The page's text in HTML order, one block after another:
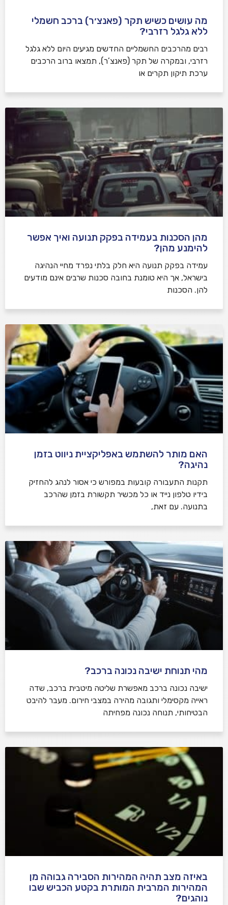
מה עושים כשיש תקר (פאנצ׳ר) ברכב חשמלי
ללא גלגל רזרבי?
רבים מהרכבים החשמליים החדשים מגיעים היום ללא גלגל
רזרבי, ובמקרה של תקר (פאנצ’ר), תמצאו ברוב הרכבים
ערכת תיקון תקרים או
מהן הסכנות בעמידה בפקק תנועה ואיך אפשר
להימנע מהן?
עמידה בפקק תנועה היא חלק בלתי נפרד מחיי הנהיגה
בישראל, אך היא טומנת בחובה סכנות שרבים אינם מודעים
להן. הסכנות
האם מותר להשתמש באפליקציית ניווט בזמן
נהיגה?
תקנות התעבורה קובעות במפורש כי אסור לנהג להחזיק
בידיו טלפון נייד או כל מכשיר תקשורת בזמן שהרכב
בתנועה. עם זאת,
מהי תנוחת ישיבה נכונה ברכב?
ישיבה נכונה ברכב מאפשרת שליטה מיטבית ברכב, שדה
ראייה מקסימלי ותגובה מהירה במצבי חירום. מעבר להיבט
הבטיחותי, תנוחה נכונה מפחיתה
באיזה מצב תהיה המהירות הסבירה גבוהה מן
המהירות המרבית המותרת בקטע הכביש שבו
נוהגים?